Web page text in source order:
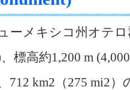
ーメキシコ州オテ
標高約1,200 m
712 km2（275 mi2